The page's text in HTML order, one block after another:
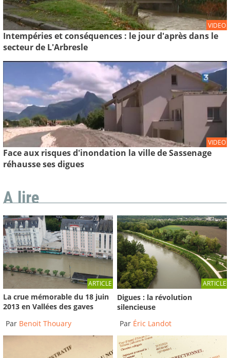
VIDEO
Intempéries et conséquences : le jour d'après dans le
secteur de L'Arbresle
VIDEO
Face aux risques d'inondation la ville de Sassenage
réhausse ses digues
A lire
ARTICLE
La crue mémorable du 18 juin
2013 en Vallées des gaves
Par Benoit Thouary
ARTICLE
Digues : la révolution
silencieuse
Par Éric Landot